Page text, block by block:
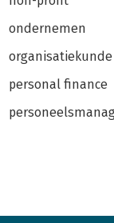
ondernemen
organisatiekunde
personal finance